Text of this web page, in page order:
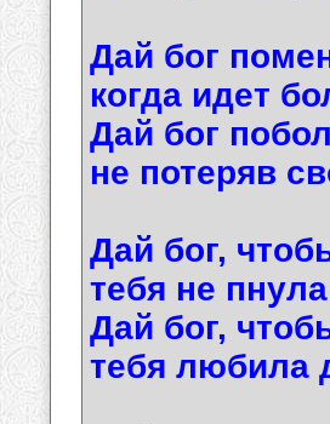
Дай бог
когда идет
Дай бог
не потеряв
Дай бог,
тебя не
Дай бог,
тебя любила